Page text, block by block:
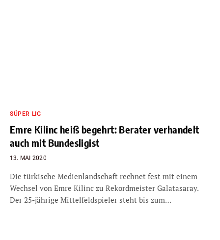
SÜPER LIG
Emre Kilinc heiß begehrt: Berater verhandelt
auch mit Bundesligist
13. MAI 2020
Die türkische Medienlandschaft rechnet fest mit einem
Wechsel von Emre Kilinc zu Rekordmeister Galatasaray.
Der 25-jährige Mittelfeldspieler steht bis zum…